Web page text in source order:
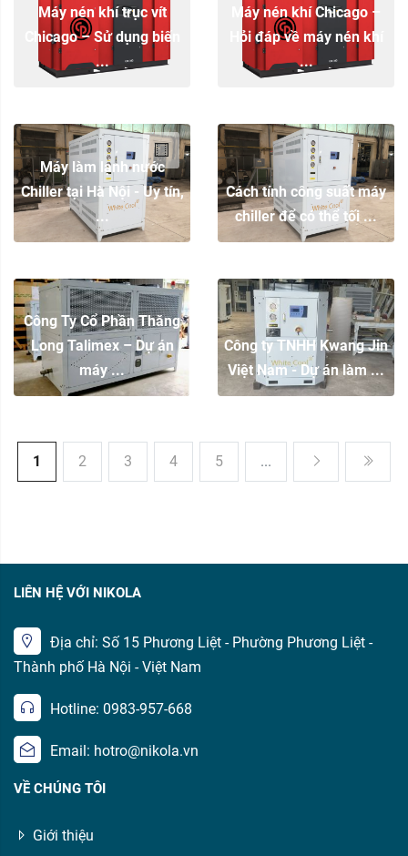
Máy nén khí trục vít
Chicago – Sử dụng biến
...
Máy nén khí Chicago –
Hỏi đáp về máy nén khí
...
Máy làm lạnh nước
Chiller tại Hà Nội - Uy tín,
...
Cách tính công suất máy
chiller để có thể tối ...
Công Ty Cổ Phần Thăng
Long Talimex – Dự án
máy ...
Công ty TNHH Kwang Jin
Việt Nam - Dự án làm ...
1 2 3 4 5 ...
LIÊN HỆ VỚI NIKOLA
Địa chỉ: Số 15 Phương Liệt - Phường Phương Liệt -
Thành phố Hà Nội - Việt Nam
Hotline: 0983-957-668
Email: hotro@nikola.vn
VỀ CHÚNG TÔI
Giới thiệu